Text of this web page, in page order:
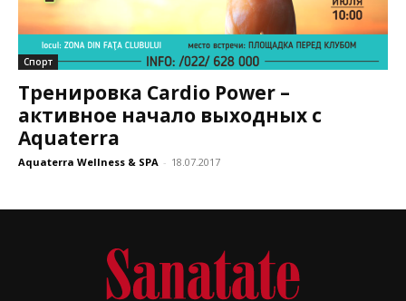
Спорт
Тренировка Cardio Power –
активное начало выходных с
Aquaterra
Aquaterra Wellness & SPA - 18.07.2017